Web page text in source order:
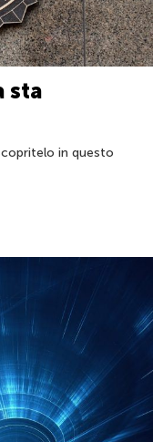
sta
in questo